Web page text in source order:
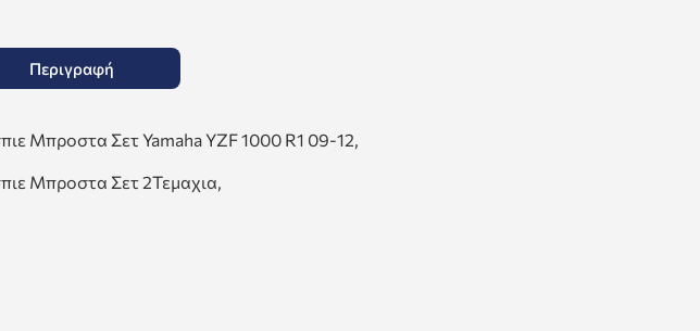
Περιγραφή
Μπροστα Σετ Yamaha YZF 1000 R1 09-12,
Μπροστα Σετ 2Τεμαχια,